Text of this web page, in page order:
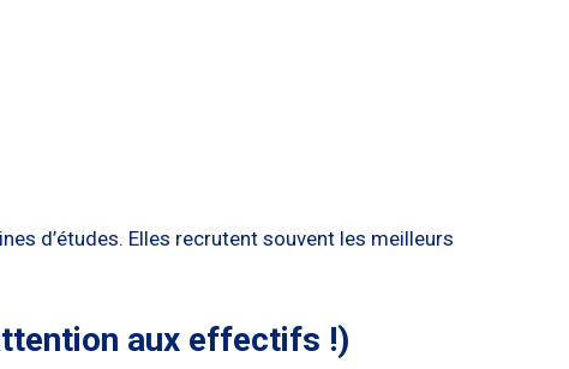
d’études. Elles recrutent souvent les meilleurs
aux effectifs !)